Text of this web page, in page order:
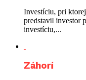
Investíciu, pri
predstavil investor
investíciu,...
Záhorí